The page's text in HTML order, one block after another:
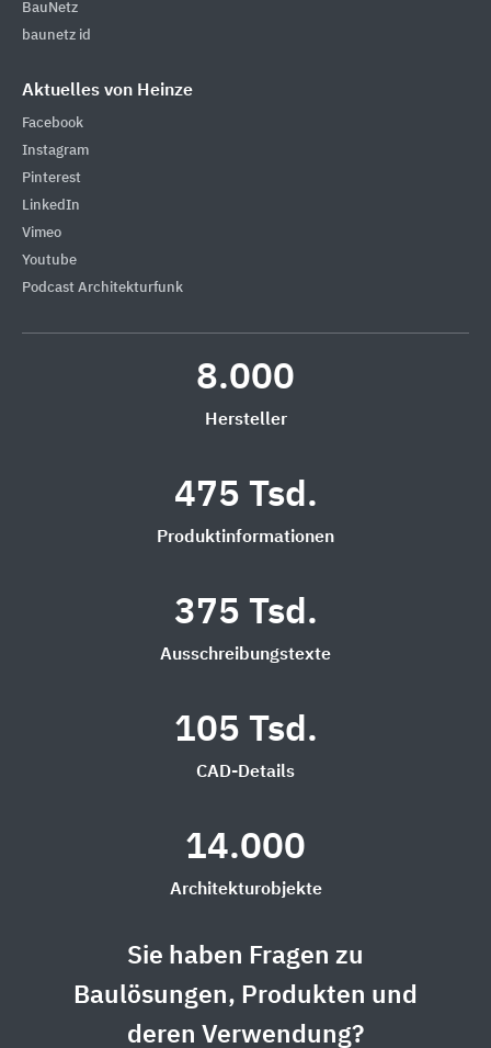
BauNetz
baunetz id
Aktuelles von Heinze
Facebook
Instagram
Pinterest
LinkedIn
Vimeo
Youtube
Podcast Architekturfunk
8.000
Hersteller
475 Tsd.
Produktinformationen
375 Tsd.
Ausschreibungstexte
105 Tsd.
CAD-Details
14.000
Architekturobjekte
Sie haben Fragen zu
Baulösungen, Produkten und
deren Verwendung?